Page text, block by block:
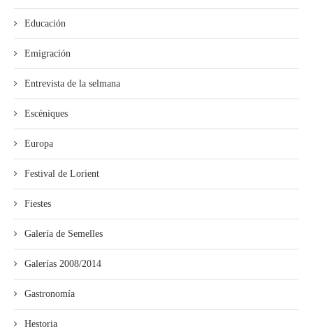
Educación
Emigración
Entrevista de la selmana
Escéniques
Europa
Festival de Lorient
Fiestes
Galería de Semelles
Galerías 2008/2014
Gastronomía
Hestoria